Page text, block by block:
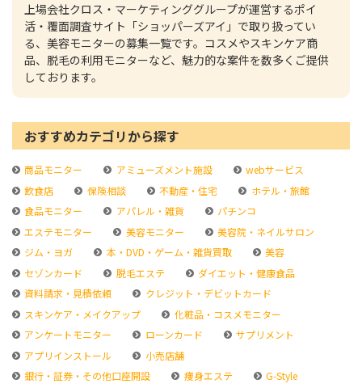
上場会社クロス・マーケティンググループが運営するポイ
活・覆面調査サイト「ショッパーズアイ」で取り扱ってい
る、美容モニターの募集一覧です。コスメやスキンケア商
品、脱毛の利用モニターなど、魅力的な案件を数多くご提供
しております。
おすすめカテゴリから探す
商品モニター アミューズメント施設
webサービス
飲食店
保険相談 不動産・住宅
ホテル・旅館
食品モニター
アパレル・雑貨
パチンコ
エステモニター
美容モニター
美容院・ネイルサロン
ジム・ヨガ
本・DVD・ゲーム・雑貨買取
美容
セゾンカード
脱毛エステ
ダイエット・健康食品
資料請求・見積依頼
クレジット・デビットカード
スキンケア・メイクアップ
化粧品・コスメモニター
アンケートモニター
ローンカード
サプリメント
アプリインストール
小売店舗
銀行・証券・その他口座開設
痩身エステ
G-Style